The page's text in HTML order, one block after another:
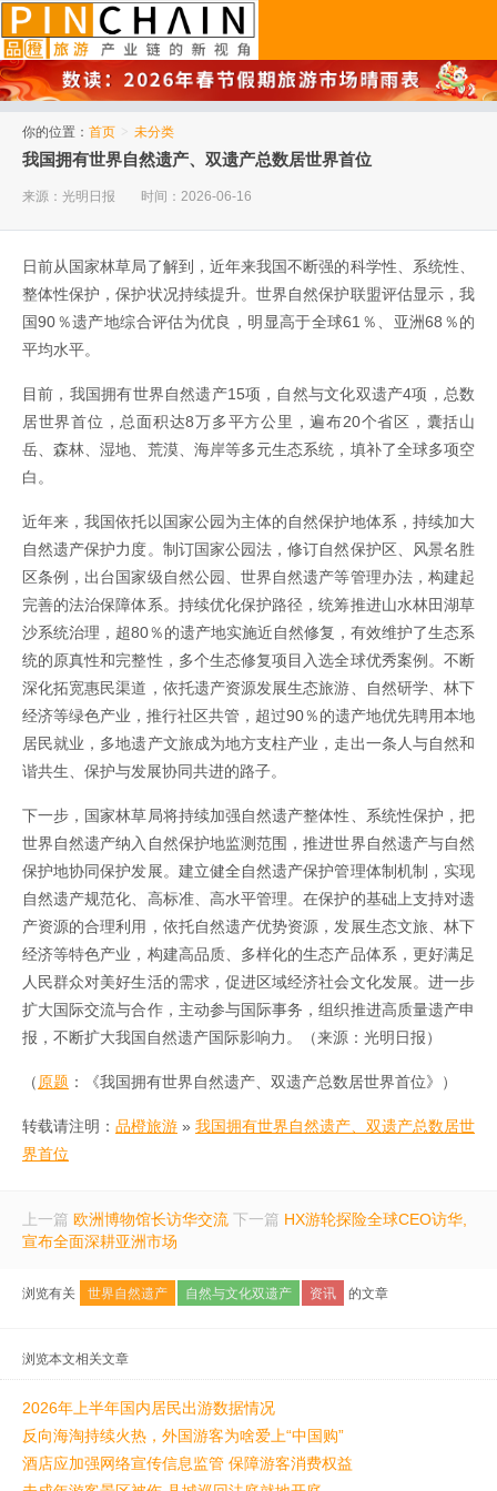
你的位置： 首页 > 未分类
我国拥有世界自然遗产、双遗产总数居世界首位
来源：光明日报 时间：2026-06-16
日前从国家林草局了解到，近年来我国不断强的科学性、系统性、
整体性保护，保护状况持续提升。世界自然保护联盟评估显示，我
国90％遗产地综合评估为优良，明显高于全球61％、亚洲68％的
平均水平。
目前，我国拥有世界自然遗产15项，自然与文化双遗产4项，总数
居世界首位，总面积达8万多平方公里，遍布20个省区，囊括山
岳、森林、湿地、荒漠、海岸等多元生态系统，填补了全球多项空
白。
近年来，我国依托以国家公园为主体的自然保护地体系，持续加大
自然遗产保护力度。制订国家公园法，修订自然保护区、风景名胜
区条例，出台国家级自然公园、世界自然遗产等管理办法，构建起
完善的法治保障体系。持续优化保护路径，统筹推进山水林田湖草
沙系统治理，超80％的遗产地实施近自然修复，有效维护了生态系
统的原真性和完整性，多个生态修复项目入选全球优秀案例。不断
深化拓宽惠民渠道，依托遗产资源发展生态旅游、自然研学、林下
经济等绿色产业，推行社区共管，超过90％的遗产地优先聘用本地
居民就业，多地遗产文旅成为地方支柱产业，走出一条人与自然和
谐共生、保护与发展协同共进的路子。
下一步，国家林草局将持续加强自然遗产整体性、系统性保护，把
世界自然遗产纳入自然保护地监测范围，推进世界自然遗产与自然
保护地协同保护发展。建立健全自然遗产保护管理体制机制，实现
自然遗产规范化、高标准、高水平管理。在保护的基础上支持对遗
产资源的合理利用，依托自然遗产优势资源，发展生态文旅、林下
经济等特色产业，构建高品质、多样化的生态产品体系，更好满足
人民群众对美好生活的需求，促进区域经济社会文化发展。进一步
扩大国际交流与合作，主动参与国际事务，组织推进高质量遗产申
报，不断扩大我国自然遗产国际影响力。（来源：光明日报）
（原题 ：《我国拥有世界自然遗产、双遗产总数居世界首位》）
转载请注明： 品橙旅游 » 我国拥有世界自然遗产、双遗产总数居世
界首位
上一篇 欧洲博物馆长访华交流 下一篇 HX游轮探险全球CEO访华,
宣布全面深耕亚洲市场
浏览有关 世界自然遗产 自然与文化双遗产 资讯 的文章
浏览本文相关文章
2026年上半年国内居民出游数据情况
反向海淘持续火热，外国游客为啥爱上“中国购”
酒店应加强网络宣传信息监管 保障游客消费权益